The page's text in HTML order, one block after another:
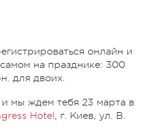
онлайн и
на празднике: 300
для двоих.
мы ждем тебя 23 марта в
Hotel, г. Киев, ул. В.